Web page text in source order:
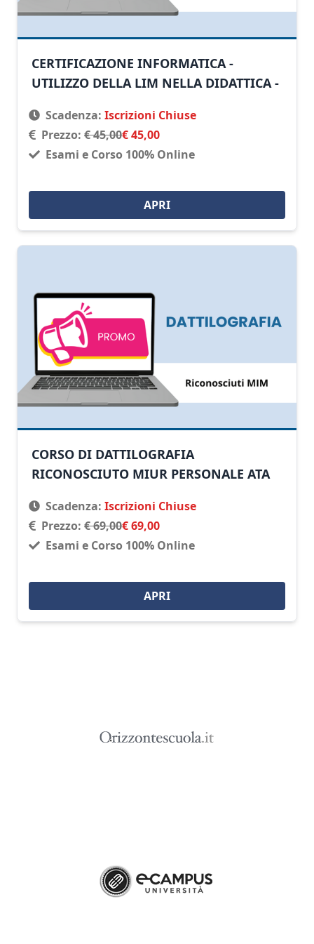
CERTIFICAZIONE INFORMATICA -
UTILIZZO DELLA LIM NELLA DIDATTICA -
Scadenza: Iscrizioni Chiuse
Prezzo: € 45,00€ 45,00
Esami e Corso 100% Online
APRI
CORSO DI DATTILOGRAFIA
RICONOSCIUTO MIUR PERSONALE ATA
Scadenza: Iscrizioni Chiuse
Prezzo: € 69,00€ 69,00
Esami e Corso 100% Online
APRI